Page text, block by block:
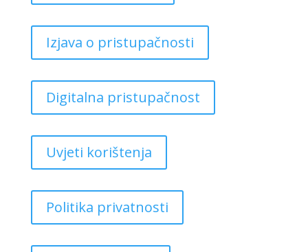
Izjava o pristupačnosti
Digitalna pristupačnost
Uvjeti korištenja
Politika privatnosti